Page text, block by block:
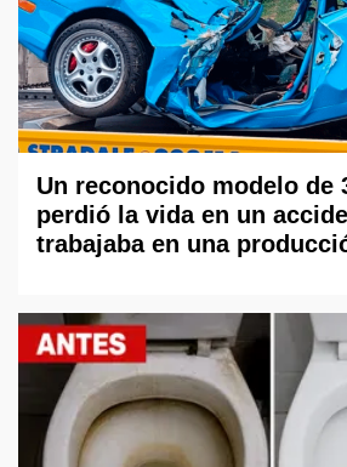
Un reconocido modelo de
perdió la vida en un
trabajaba en una